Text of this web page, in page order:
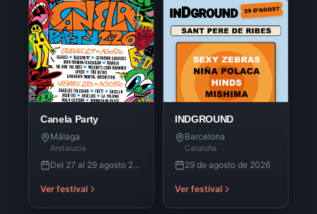
Canela Party
Málaga
Andalucía
Del 27 al 29 agosto 2026
Ver festival
INDGROUND
Barcelona
Cataluña
29 de agosto de 2026
Ver festival